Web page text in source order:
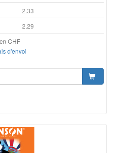
2.33
2.29
CHF
d'envoi